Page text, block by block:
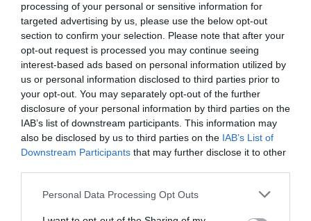
processing of your personal or sensitive information for
targeted advertising by us, please use the below opt-out
section to confirm your selection. Please note that after your
opt-out request is processed you may continue seeing
interest-based ads based on personal information utilized by
us or personal information disclosed to third parties prior to
your opt-out. You may separately opt-out of the further
disclosure of your personal information by third parties on the
IAB’s list of downstream participants. This information may
also be disclosed by us to third parties on the IAB’s List of
Downstream Participants that may further disclose it to other
Please note that this website/app uses one or more Google
Personal Data Processing Opt Outs
Οι συλληφθέντες, εκ των οποίων ο ένας έχει
απασχολήσει στο παρελθόν για όμοια και
άλλα αδικήματα, οδηγήθηκαν στην αρμόδια
εισαγγελική Αρχή.
Προσθήκη ως προτεινόμενη
πηγή στην Google
Λάρισα: Οδηγός μηχανής προσκρούει σε